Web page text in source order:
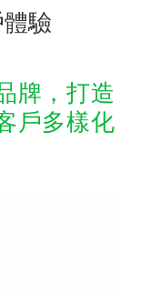
驗
牌，打造
戶多樣化